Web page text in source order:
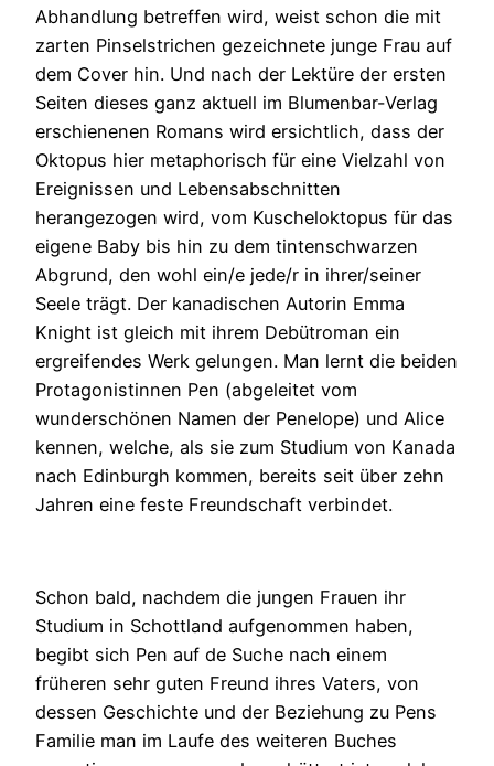
Abhandlung betreffen wird, weist schon die mit
zarten Pinselstrichen gezeichnete junge Frau auf
dem Cover hin. Und nach der Lektüre der ersten
Seiten dieses ganz aktuell im Blumenbar-Verlag
erschienenen Romans wird ersichtlich, dass der
Oktopus hier metaphorisch für eine Vielzahl von
Ereignissen und Lebensabschnitten
herangezogen wird, vom Kuscheloktopus für das
eigene Baby bis hin zu dem tintenschwarzen
Abgrund, den wohl ein/e jede/r in ihrer/seiner
Seele trägt. Der kanadischen Autorin Emma
Knight ist gleich mit ihrem Debütroman ein
ergreifendes Werk gelungen. Man lernt die beiden
Protagonistinnen Pen (abgeleitet vom
wunderschönen Namen der Penelope) und Alice
kennen, welche, als sie zum Studium von Kanada
nach Edinburgh kommen, bereits seit über zehn
Jahren eine feste Freundschaft verbindet.
Schon bald, nachdem die jungen Frauen ihr
Studium in Schottland aufgenommen haben,
begibt sich Pen auf de Suche nach einem
früheren sehr guten Freund ihres Vaters, von
dessen Geschichte und der Beziehung zu Pens
Familie man im Laufe des weiteren Buches